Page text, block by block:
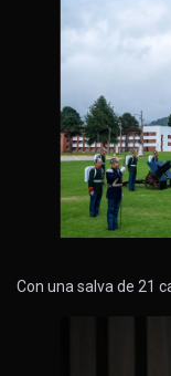
Con una salva de 21